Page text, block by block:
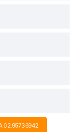
02.95736942